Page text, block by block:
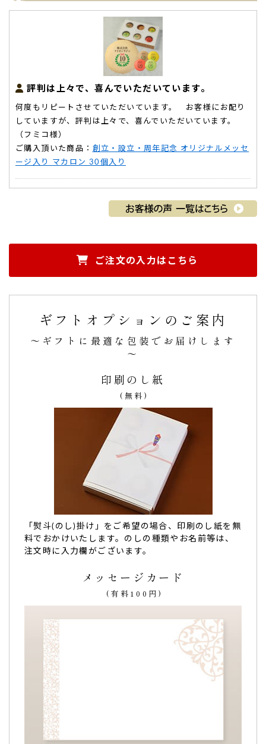
評判は上々で、喜んでいただいています。
何度もリピートさせていただいています。 お客様にお配り
していますが、評判は上々で、喜んでいただいています。
（フミコ様）
ご購入頂いた商品： 創立・設立・周年記念 オリジナルメッセ
ージ入り マカロン 30個入り
SNSにもUP頂き、「美味しくいただきました」と
との感想を頂戴しました。
ご購入頂いた商品：創立・設立・周年記念 オリジナルメッセ
大変喜んで頂いてSMSにも載せて頂いた程です。名
前入りにも大変感動して…
お世話になりありがとうございました。
大変喜んで頂いて、SMSにも載せて頂いた程です。
「めっちゃ美味しい！」と喜ばれ、味もさることながら、
前入りにも大変感動 して頂きました。
とても良い品を贈らせて頂けて、こちらとしても大変有り難
かったです。
その時はまた宜しくお願いします。
ありがとうございました。（ふじまる様）
ージ入り マカロン(10個入り)
店名やメッセージに驚かれて、もちろん喜んでいた
だけました！
ご注文の入力はこちら
ギフトオプションのご案内
～ギフトに最適な包装でお届けします
～
印刷のし紙
(無料)
「熨斗(のし)掛け」をご希望の場合、印刷のし紙を無
料でおかけいたします。のしの種類やお名前等は、
注文時に入力欄がございます。
メッセージカード
(有料100円)